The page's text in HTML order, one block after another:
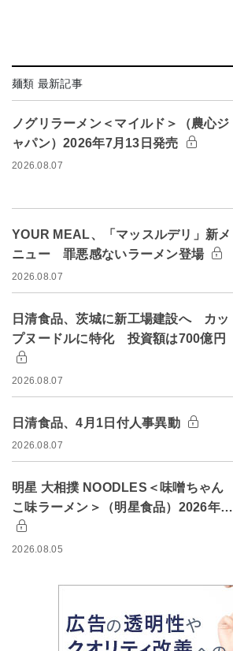
麺類 最新記事
ノグリラーメン＜マイルド＞（農心ジ
ャパン）2026年7月13日発売
2026.08.07
YOUR MEAL、「マッスルデリ」新メ
ニュー 罪悪感ないラーメン登場
2026.08.07
日清食品、茨城に新工場建設へ カッ
プヌードルに特化 投資額は700億円
2026.08.07
日清食品、4月1日付人事異動
2026.08.07
明星 大相撲 NOODLES＜味噌ちゃん
こ味ラーメン＞（明星食品）2026年…
2026.08.05